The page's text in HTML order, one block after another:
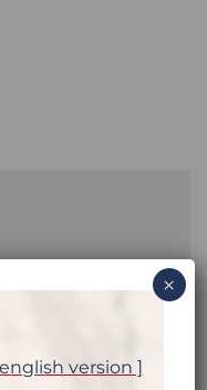
NAversion ]
×